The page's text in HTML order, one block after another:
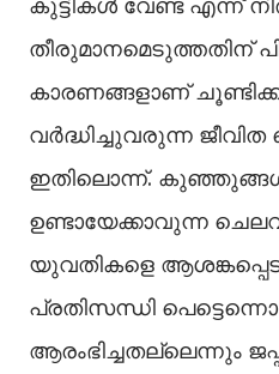
തീരുമാനമെടുത്തതിന്
കാരണങ്ങളാണ്
വര്‍ദ്ധിച്ചുവരുന്ന
ഇതിലൊന്ന്.
ഉണ്ടായേക്കാവുന്ന
യുവതികളെ
പ്രതിസന്ധി
ആരംഭിച്ചതല്ലെന്നും